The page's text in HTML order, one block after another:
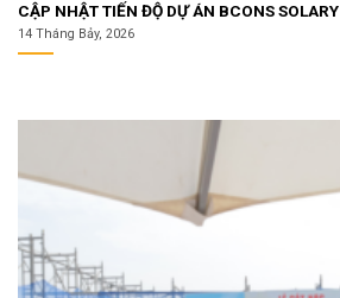
CẬP NHẬT TIẾN ĐỘ DỰ ÁN BCONS
14 Tháng Bảy, 2026